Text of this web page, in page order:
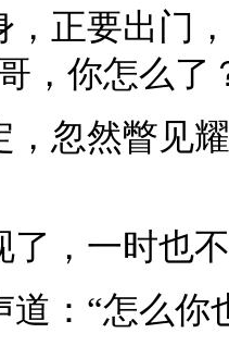
要出门，
，你怎么了
然瞥见耀
一时也不
“怎么你